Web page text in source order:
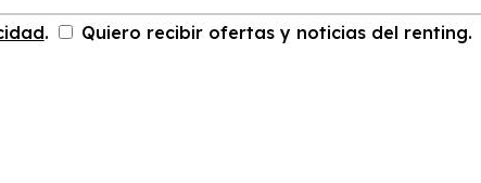
. Quiero recibir ofertas y noticias del renting.